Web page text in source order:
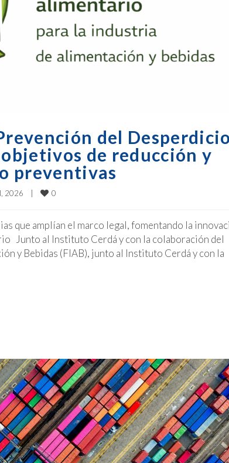
del Desperdicio
de reducción y
preventivas
2026 0
que amplían el marco legal, fomentando la
Junto al Instituto Cerdá y con la colaboración del
y Bebidas (FIAB), junto al Instituto Cerdá y con la